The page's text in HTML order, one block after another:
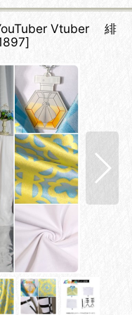
YouTuber Vtuber 緋
]